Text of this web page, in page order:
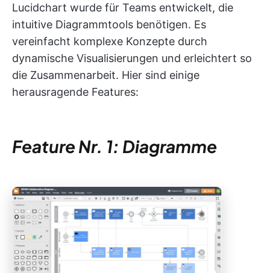
Lucidchart wurde für Teams entwickelt, die
intuitive Diagrammtools benötigen. Es
vereinfacht komplexe Konzepte durch
dynamische Visualisierungen und erleichtert so
die Zusammenarbeit. Hier sind einige
herausragende Features:
Feature Nr. 1: Diagramme